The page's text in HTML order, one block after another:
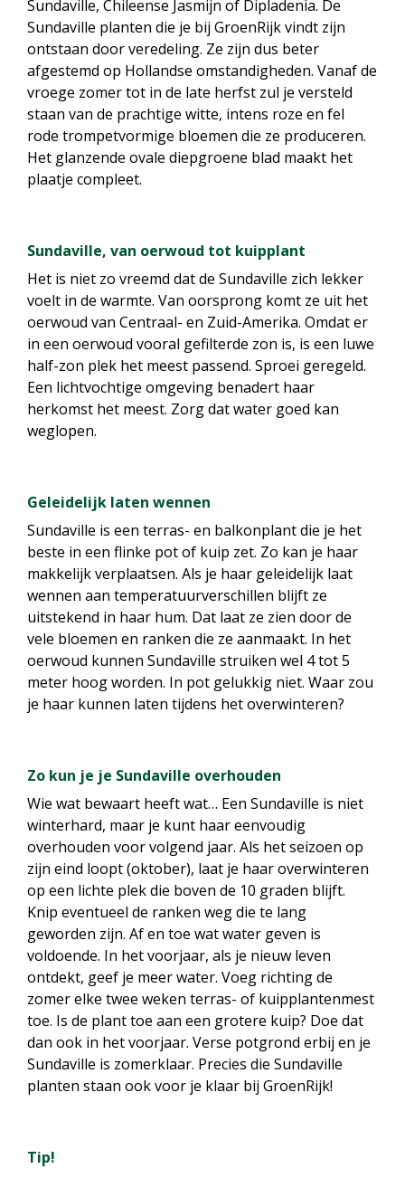
Sundaville, Chileense Jasmijn of Dipladenia. De
Sundaville planten die je bij GroenRijk vindt zijn
ontstaan door veredeling. Ze zijn dus beter
afgestemd op Hollandse omstandigheden. Vanaf de
vroege zomer tot in de late herfst zul je versteld
staan van de prachtige witte, intens roze en fel
rode trompetvormige bloemen die ze produceren.
Het glanzende ovale diepgroene blad maakt het
plaatje compleet.
Sundaville, van oerwoud tot kuipplant
Het is niet zo vreemd dat de Sundaville zich lekker
voelt in de warmte. Van oorsprong komt ze uit het
oerwoud van Centraal- en Zuid-Amerika. Omdat er
in een oerwoud vooral gefilterde zon is, is een luwe
half-zon plek het meest passend. Sproei geregeld.
Een lichtvochtige omgeving benadert haar
herkomst het meest. Zorg dat water goed kan
weglopen.
Geleidelijk laten wennen
Sundaville is een terras- en balkonplant die je het
beste in een flinke pot of kuip zet. Zo kan je haar
makkelijk verplaatsen. Als je haar geleidelijk laat
wennen aan temperatuurverschillen blijft ze
uitstekend in haar hum. Dat laat ze zien door de
vele bloemen en ranken die ze aanmaakt. In het
oerwoud kunnen Sundaville struiken wel 4 tot 5
meter hoog worden. In pot gelukkig niet. Waar zou
je haar kunnen laten tijdens het overwinteren?
Zo kun je je Sundaville overhouden
Wie wat bewaart heeft wat… Een Sundaville is niet
winterhard, maar je kunt haar eenvoudig
overhouden voor volgend jaar. Als het seizoen op
zijn eind loopt (oktober), laat je haar overwinteren
op een lichte plek die boven de 10 graden blijft.
Knip eventueel de ranken weg die te lang
geworden zijn. Af en toe wat water geven is
voldoende. In het voorjaar, als je nieuw leven
ontdekt, geef je meer water. Voeg richting de
zomer elke twee weken terras- of kuipplantenmest
toe. Is de plant toe aan een grotere kuip? Doe dat
dan ook in het voorjaar. Verse potgrond erbij en je
Sundaville is zomerklaar. Precies die Sundaville
planten staan ook voor je klaar bij GroenRijk!
Tip!